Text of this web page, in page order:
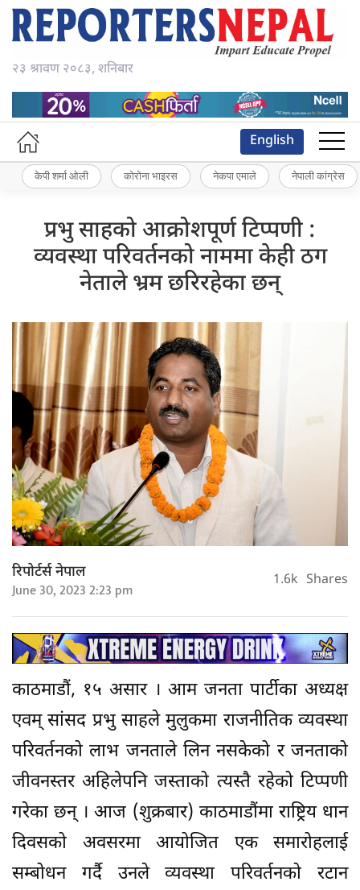
२३ श्रावण २०८३, शनिबार
English
केपी शर्मा ओली कोरोना भाइरस नेकपा एमाले नेपाली कांग्रेस
प्रभु साहको आक्रोशपूर्ण टिप्पणी :
व्यवस्था परिवर्तनको नाममा केही ठग
नेताले भ्रम छरिरहेका छन्
रिपोर्टर्स नेपाल
June 30, 2023 2:23 pm 1.6k Shares
काठमाडौं, १५ असार । आम जनता पार्टीका अध्यक्ष
एवम् सांसद प्रभु साहले मुलुकमा राजनीतिक व्यवस्था
परिवर्तनको लाभ जनताले लिन नसकेको र जनताको
जीवनस्तर अहिलेपनि जस्ताको त्यस्तै रहेको टिप्पणी
गरेका छन् । आज (शुक्रबार) काठमाडौंमा राष्ट्रिय धान
दिवसको अवसरमा आयोजित एक समारोहलाई
सम्बोधन गर्दै उनले व्यवस्था परिवर्तनको रटान